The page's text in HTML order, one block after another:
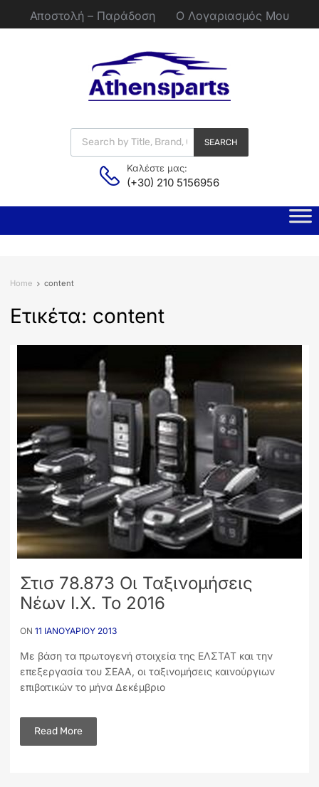
Αποστολή – Παράδοση Ο Λογαριασμός Μου
SEARCH
Καλέστε μας:
(+30) 210 5156956
Home content
Ετικέτα: content
Στισ 78.873 Οι Ταξινομήσεις
Νέων Ι.Χ. Το 2016
ON 11 ΙΑΝΟΥΑΡΊΟΥ 2013
Με βάση τα πρωτογενή στοιχεία της ΕΛΣΤΑΤ και την
επεξεργασία του ΣΕΑΑ, οι ταξινομήσεις καινούργιων
επιβατικών το μήνα Δεκέμβριο
Read More